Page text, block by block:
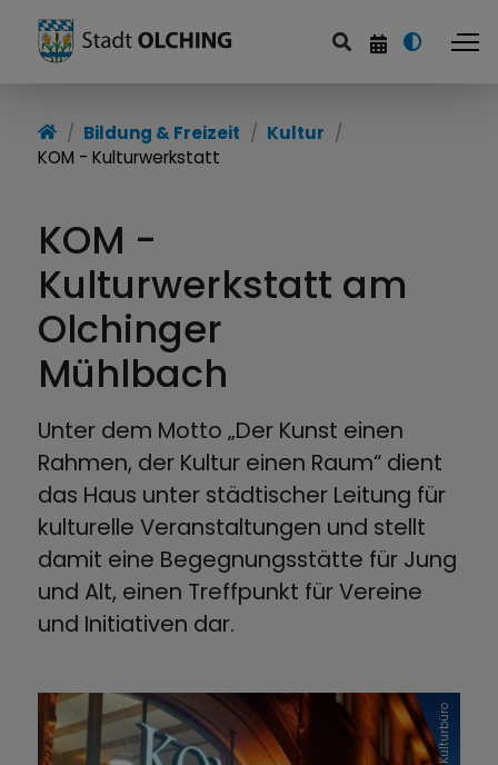
Bildung
Sport und Freizeit
Kirchen und Pfarrämter
Unterkünfte und Gastronomie
Bildung & Freizeit
Kultur
KOM - Kulturwerkstatt
KOM -
Kulturwerkstatt am
Olchinger
Mühlbach
Unter dem Motto „Der Kunst einen
Rahmen, der Kultur einen Raum“ dient
das Haus unter städtischer Leitung für
kulturelle Veranstaltungen und stellt
damit eine Begegnungsstätte für Jung
und Alt, einen Treffpunkt für Vereine
und Initiativen dar.
Kulturbüro